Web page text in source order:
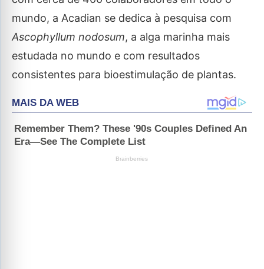
mundo, a Acadian se dedica à pesquisa com
Ascophyllum nodosum, a alga marinha mais
estudada no mundo e com resultados
consistentes para bioestimulação de plantas.